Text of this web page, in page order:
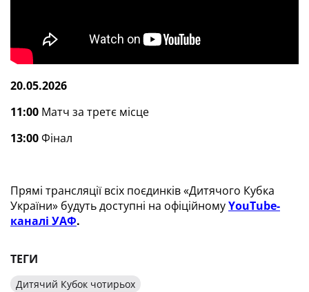
20.05.2026
11:00 Матч за третє місце
13:00Фінал
Прямі трансляції всіх поєдинків «Дитячого Кубка
України» будуть доступні на офіційномуYouTube-
каналі УАФ.
ТЕГИ
Дитячий Кубок чотирьох